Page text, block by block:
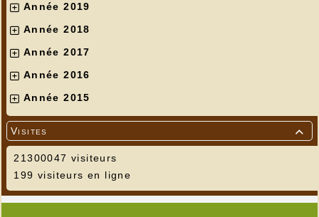
Année 2019
Année 2018
Année 2017
Année 2016
Année 2015

Visites
21300047 visiteurs
199 visiteurs en ligne